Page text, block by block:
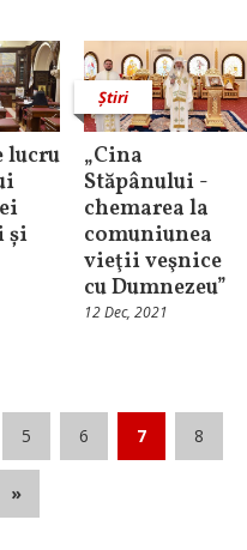
lucru
și
Știri
„Cina
Stăpânului -
chemarea la
comuniunea
vieţii veşnice
cu Dumnezeu”
12 Dec, 2021
5 6 7 8
»